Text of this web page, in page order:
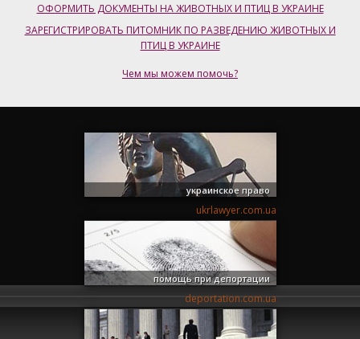
ОФОРМИТЬ ДОКУМЕНТЫ НА ЖИВОТНЫХ И ПТИЦ В УКРАИНЕ
ЗАРЕГИСТРИРОВАТЬ ПИТОМНИК ПО РАЗВЕДЕНИЮ ЖИВОТНЫХ И
ПТИЦ В УКРАИНЕ
Чем мы можем помочь?
украинское право
ukrlawyer.com.ua
помощь при депортации
deportation.com.ua